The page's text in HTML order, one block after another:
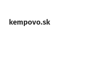
kempovo.sk